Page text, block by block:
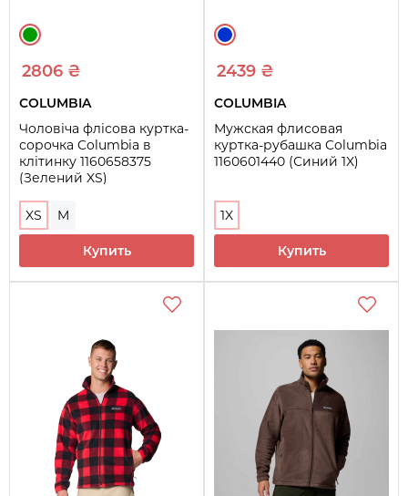
2806 ₴
COLUMBIA
Чоловіча флісова куртка-
сорочка Columbia в
клітинку 1160658375
(Зелений XS)
XS M
Купить
2439 ₴
COLUMBIA
Мужская флисовая
куртка-рубашка Columbia
1160601440 (Синий 1X)
1X
Купить